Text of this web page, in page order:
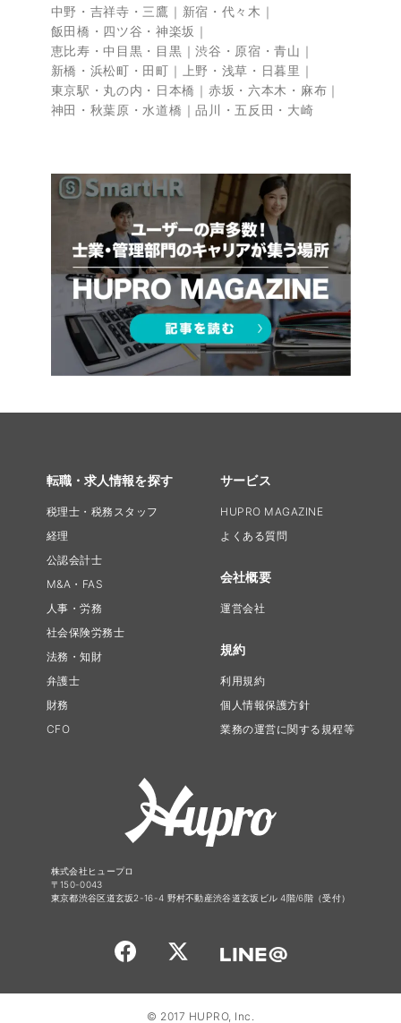
中野・吉祥寺・三鷹
新宿・代々木
飯田橋・四ツ谷・神楽坂
恵比寿・中目黒・目黒
渋谷・原宿・青山
新橋・浜松町・田町
上野・浅草・日暮里
東京駅・丸の内・日本橋
赤坂・六本木・麻布
神田・秋葉原・水道橋
品川・五反田・大崎
転職・求人情報を探す
税理士・税務スタッフ
経理
公認会計士
M&A・FAS
人事・労務
社会保険労務士
法務・知財
弁護士
財務
CFO
サービス
HUPRO MAGAZINE
よくある質問
会社概要
運営会社
規約
利用規約
個人情報保護方針
業務の運営に関する規程等
株式会社ヒュープロ
〒150-0043
東京都渋谷区道玄坂2-16-4 野村不動産渋谷道玄坂ビル 4階/6階（受付）
© 2017 HUPRO, Inc.